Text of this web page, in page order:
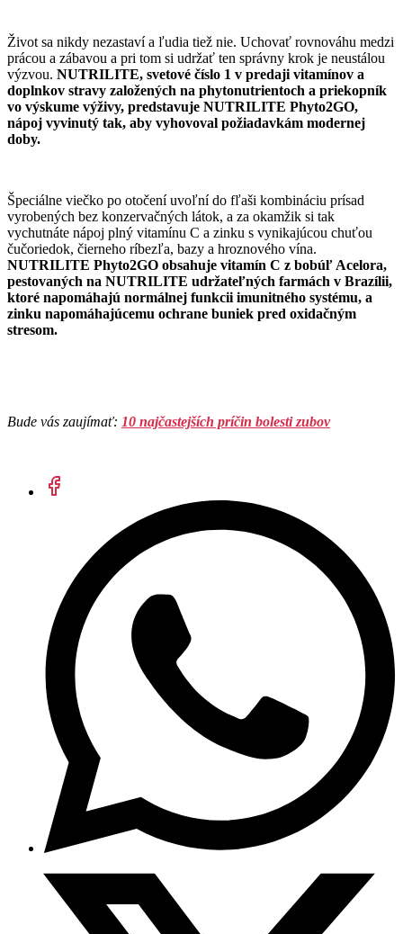
Život sa nikdy nezastaví a ľudia tiež nie. Uchovať rovnováhu medzi
prácou a zábavou a pri tom si udržať ten správny krok je neustálou
výzvou. NUTRILITE, svetové číslo 1 v predaji vitamínov a
doplnkov stravy založených na phytonutrientoch a priekopník
vo výskume výživy, predstavuje NUTRILITE Phyto2GO,
nápoj vyvinutý tak, aby vyhovoval požiadavkám modernej
doby.
Špeciálne viečko po otočení uvoľní do fľaši kombináciu prísad
vyrobených bez konzervačných látok, a za okamžik si tak
vychutnáte nápoj plný vitamínu C a zinku s vynikajúcou chuťou
čučoriedok, čierneho ríbezľa, bazy a hroznového vína.
NUTRILITE Phyto2GO obsahuje vitamín C z bobúľ Acelora,
pestovaných na NUTRILITE udržateľných farmách v Brazílii,
ktoré napomáhajú normálnej funkcii imunitného systému, a
zinku napomáhajúcemu ochrane buniek pred oxidačným
stresom.
Bude vás zaujímať: 10 najčastejších príčin bolesti zubov